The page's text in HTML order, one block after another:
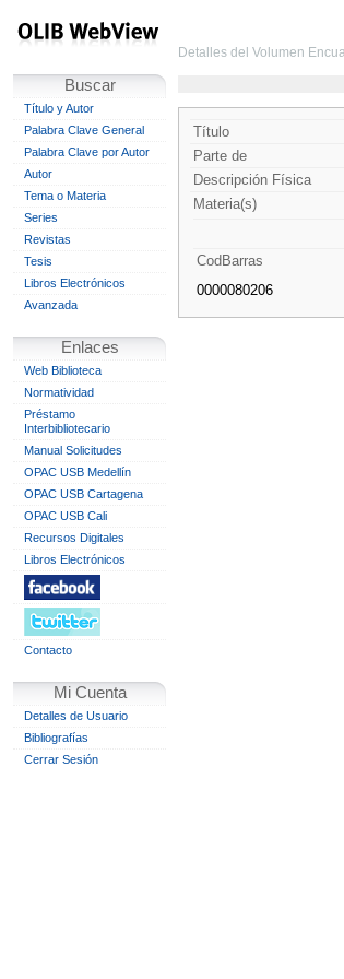
Buscar
Título y Autor
Palabra Clave General
Palabra Clave por Autor
Autor
Tema o Materia
Series
Revistas
Tesis
Libros Electrónicos
Avanzada
Enlaces
Web Biblioteca
Normatividad
Préstamo
Interbibliotecario
Manual Solicitudes
OPAC USB Medellín
OPAC USB Cartagena
OPAC USB Cali
Recursos Digitales
Libros Electrónicos
Contacto
Mi Cuenta
Detalles de Usuario
Bibliografías
Cerrar Sesión
Detalles del Volumen
Título
Parte de
Descripción Física
Materia(s)
CodBarras
0000080206